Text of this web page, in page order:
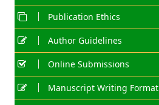
Publication Ethics
Author Guidelines
Online Submissions
Manuscript Writing Format